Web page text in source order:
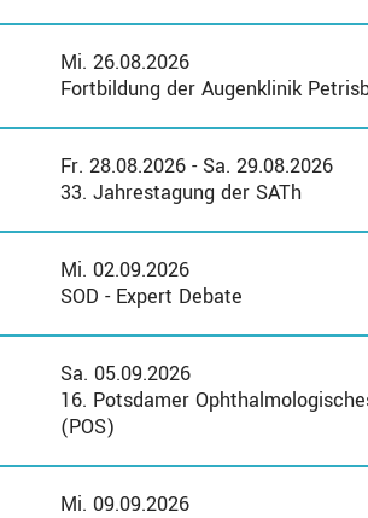
Mi. 26.08.2026
Fortbildung der Augenklinik
Fr. 28.08.2026 - Sa. 29.08.2026
33. Jahrestagung der SATh
Mi. 02.09.2026
SOD - Expert Debate
Sa. 05.09.2026
16. Potsdamer
(POS)
Mi. 09.09.2026